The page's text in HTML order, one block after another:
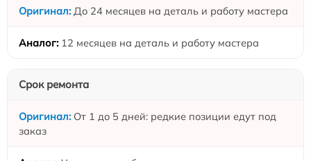
До 24 месяцев на деталь и работу мастера
12 месяцев на деталь и работу мастера
Срок ремонта
От 1 до 5 дней: редкие позиции едут под
заказ